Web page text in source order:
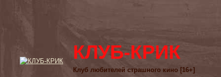
КЛУБ-КРИК
Клуб любителей страшного кино [16+]